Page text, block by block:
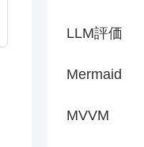
LLM評価
Mermaid
MVVM